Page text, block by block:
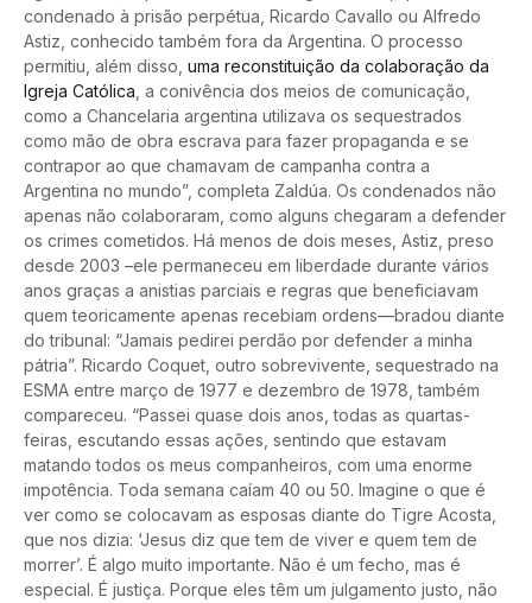
condenado à prisão perpétua, Ricardo Cavallo ou Alfredo
Astiz, conhecido também fora da Argentina. O processo
permitiu, além disso, uma reconstituição da colaboração da
Igreja Católica , a conivência dos meios de comunicação,
como a Chancelaria argentina utilizava os sequestrados
como mão de obra escrava para fazer propaganda e se
contrapor ao que chamavam de campanha contra a
Argentina no mundo”, completa Zaldúa. Os condenados não
apenas não colaboraram, como alguns chegaram a defender
os crimes cometidos. Há menos de dois meses, Astiz, preso
desde 2003 –ele permaneceu em liberdade durante vários
anos graças a anistias parciais e regras que beneficiavam
quem teoricamente apenas recebiam ordens—bradou diante
do tribunal: “Jamais pedirei perdão por defender a minha
pátria”. Ricardo Coquet, outro sobrevivente, sequestrado na
ESMA entre março de 1977 e dezembro de 1978, também
compareceu. “Passei quase dois anos, todas as quartas-
feiras, escutando essas ações, sentindo que estavam
matando todos os meus companheiros, com uma enorme
impotência. Toda semana caíam 40 ou 50. Imagine o que é
ver como se colocavam as esposas diante do Tigre Acosta,
que nos dizia: ‘Jesus diz que tem de viver e quem tem de
morrer’. É algo muito importante. Não é um fecho, mas é
especial. É justiça. Porque eles têm um julgamento justo, não